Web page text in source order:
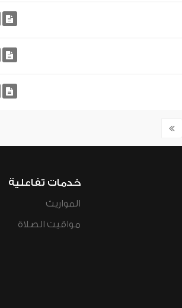
خدمات تفاعلية
المواريث
مواقيت الصلاة